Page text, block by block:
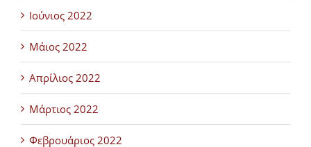
Ιούνιος 2022
Μάιος 2022
Απρίλιος 2022
Μάρτιος 2022
Φεβρουάριος 2022